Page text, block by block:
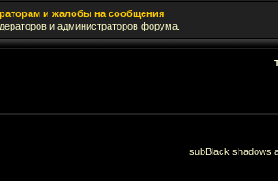
и жалобы на сообщения
и администраторов форума.
subBlack shadows